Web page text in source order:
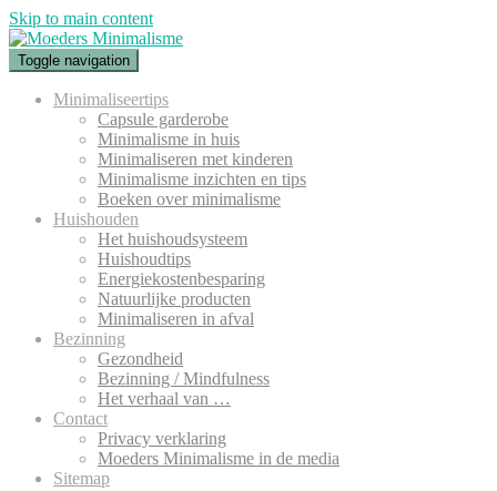
Skip to main content
Toggle navigation
Minimaliseertips
Capsule garderobe
Minimalisme in huis
Minimaliseren met kinderen
Minimalisme inzichten en tips
Boeken over minimalisme
Huishouden
Het huishoudsysteem
Huishoudtips
Energiekostenbesparing
Natuurlijke producten
Minimaliseren in afval
Bezinning
Gezondheid
Bezinning / Mindfulness
Het verhaal van …
Contact
Privacy verklaring
Moeders Minimalisme in de media
Sitemap